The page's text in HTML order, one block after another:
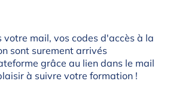
votre mail, vos codes d'accès à la
sont surement arrivés
grâce au lien dans le mail
à suivre votre formation !